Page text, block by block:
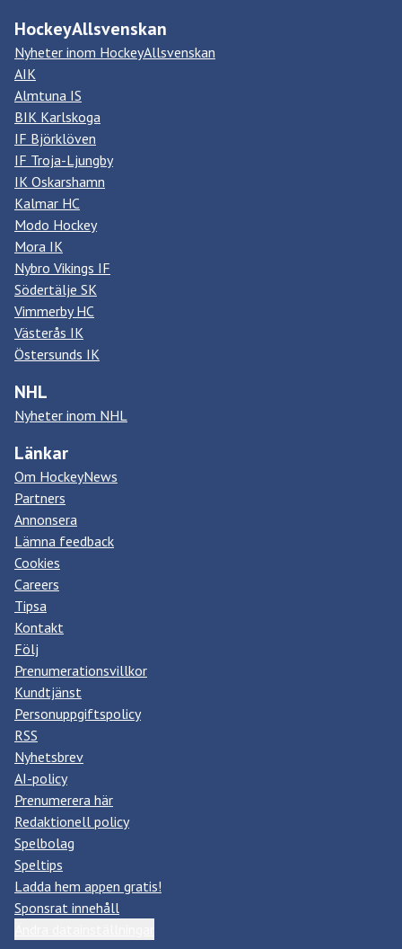
HockeyAllsvenskan
Nyheter inom HockeyAllsvenskan
AIK
Almtuna IS
BIK Karlskoga
IF Björklöven
IF Troja-Ljungby
IK Oskarshamn
Kalmar HC
Modo Hockey
Mora IK
Nybro Vikings IF
Södertälje SK
Vimmerby HC
Västerås IK
Östersunds IK
NHL
Nyheter inom NHL
Länkar
Om HockeyNews
Partners
Annonsera
Lämna feedback
Cookies
Careers
Tipsa
Kontakt
Följ
Prenumerationsvillkor
Kundtjänst
Personuppgiftspolicy
RSS
Nyhetsbrev
AI-policy
Prenumerera här
Redaktionell policy
Spelbolag
Speltips
Ladda hem appen gratis!
Sponsrat innehåll